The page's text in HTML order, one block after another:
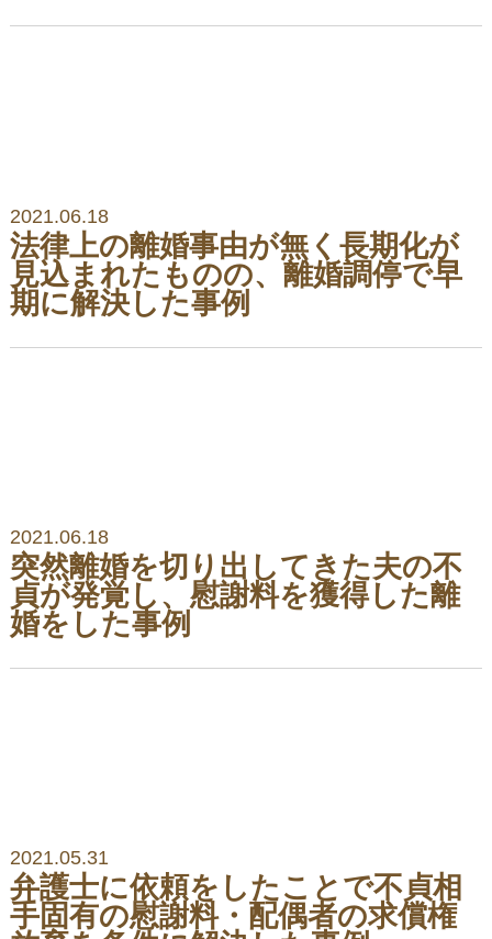
2021.06.18
法律上の離婚事由が無く長期化が
見込まれたものの、離婚調停で早
期に解決した事例
2021.06.18
突然離婚を切り出してきた夫の不
貞が発覚し、慰謝料を獲得した離
婚をした事例
2021.05.31
弁護士に依頼をしたことで不貞相
手固有の慰謝料・配偶者の求償権